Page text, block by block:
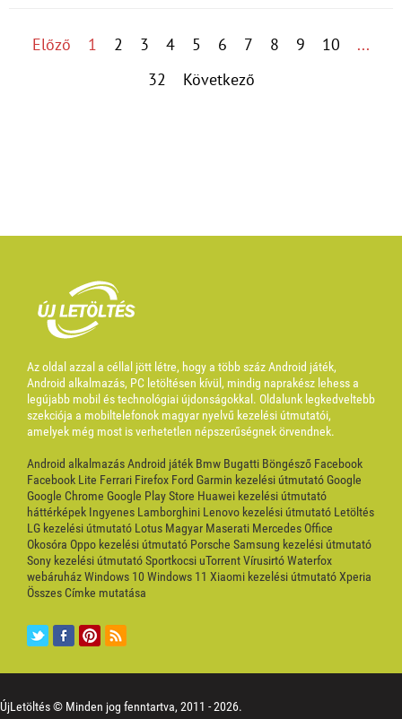
Előző 1 2 3 4 5 6 7 8 9 10
...
32
Következő
Az oldal azzal a céllal jött létre, hogy a több száz Android játék,
Android alkalmazás, PC letöltésen kívül, mindig naprakész lehess a
legújabb mobil és technológiai újdonságokkal. Oldalunk legkedveltebb
szekciója a mobiltelefonok magyar nyelvű kezelési útmutatói,
amelyek még most is verhetetlen népszerűségnek örvendnek.
Android alkalmazásAndroid játék Bmw Bugatti Böngésző Facebook
Facebook Lite Ferrari Firefox Ford Garmin kezelési útmutatóGoogle
Google Chrome Google Play Store Huawei kezelési útmutató
háttérképek Ingyenes Lamborghini Lenovo kezelési útmutató Letöltés
LG kezelési útmutató Lotus Magyar Maserati Mercedes Office
Okosóra Oppo kezelési útmutató Porsche Samsung kezelési útmutató
Sony kezelési útmutatóSportkocsi uTorrentVírusirtóWaterfox
webáruházWindows 10 Windows 11 Xiaomi kezelési útmutatóXperia
Összes Címke mutatása
ÚjLetöltés © Minden jog fenntartva, 2011 -2026.